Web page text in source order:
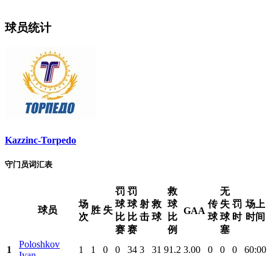
球员统计
Kazzinc-Torpedo
守门员词汇表
球员
场
次
胜 失
罚
球
比
赛
罚
球
比
赛
射
击
救
球
救
球
比
例
GAA
传
球
无
失
球
塞
罚
时
场上
时间
1
Poloshkov
1 1 0 0 34 3 31 91.2 3.00 0 0 0 60:00